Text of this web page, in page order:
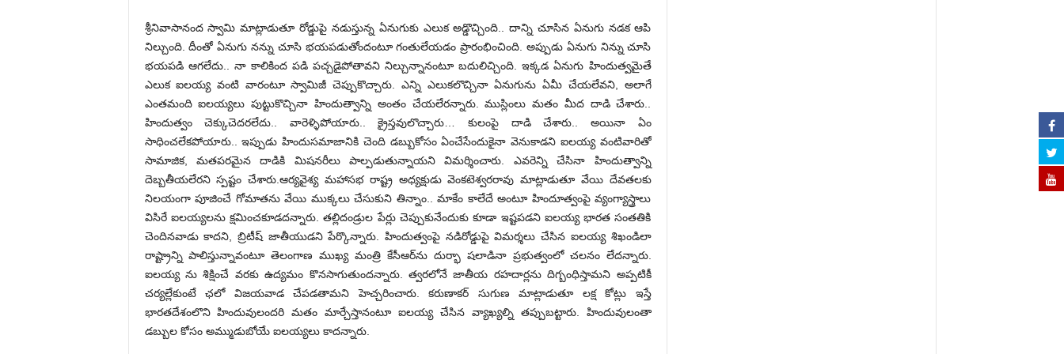
శ్రీనివాసానంద స్వామి మాట్లాడుతూ రోడ్డుపై నడుస్తున్న ఏనుగుకు ఎలుక అడ్డొచ్చింది.. దాన్ని చూసిన ఏనుగు నడక ఆపి
నిల్చుంది. దీంతో ఏనుగు నన్ను చూసి భయపడుతోందంటూ గంతులేయడం ప్రారంభించింది. అప్పుడు ఏనుగు నిన్ను చూసి
భయపడి ఆగలేదు.. నా కాలికింద పడి పచ్చడైపోతావని నిల్చున్నానంటూ బదులిచ్చింది. ఇక్కడ ఏనుగు హిందుత్వమైతే
ఎలుక ఐలయ్య వంటి వారంటూ స్వామిజీ చెప్పుకొచ్చారు. ఎన్ని ఎలుకలొచ్చినా ఏనుగును ఏమీ చేయలేవని, అలాగే
ఎంతమంది ఐలయ్యలు పుట్టుకొచ్చినా హిందుత్వాన్ని అంతం చేయలేరన్నారు. ముస్లింలు మతం మీద దాడి చేశారు..
హిందుత్వం చెక్కుచెదరలేదు.. వారెళ్ళిపోయారు.. క్రైస్తవులొచ్చారు… కులంపై దాడి చేశారు.. అయినా ఏం
సాధించలేకపోయారు.. ఇప్పుడు హిందుసమాజానికి చెంది డబ్బుకోసం ఏంచేసేందుకైనా వెనుకాడని ఐలయ్య వంటివారితో
సామాజిక, మతపరమైన దాడికి మిషనరీలు పాల్పడుతున్నాయని విమర్శించారు. ఎవరెన్ని చేసినా హిందుత్వాన్ని
దెబ్బతీయలేరని స్పష్టం చేశారు.ఆర్యవైశ్య మహాసభ రాష్ట్ర అధ్యక్షుడు వెంకటెశ్వరరావు మాట్లాడుతూ వేయి దేవతలకు
నిలయంగా పూజించే గోమాతను వేయి ముక్కలు చేసుకుని తిన్నాం.. మాకేం కాలేదే అంటూ హిందూత్వంపై వ్యంగ్యాస్త్రాలు
విసిరే ఐలయ్యలను క్షమించకూడదన్నారు. తల్లిదండ్రుల పేర్లు చెప్పుకునేందుకు కూడా ఇష్టపడని ఐలయ్య భారత సంతతికి
చెందినవాడు కాదని, బ్రిటీష్‌ జాతీయుడని పేర్కొన్నారు. హిందుత్వంపై నడిరోడ్డుపై విమర్శలు చేసిన ఐలయ్య శిఖండిలా
రాష్ట్రాన్ని పాలిస్తున్నావంటూ తెలంగాణ ముఖ్య మంత్రి కేసీఆర్‌ను దుర్భా షలాడినా ప్రభుత్వంలో చలనం లేదన్నారు.
ఐలయ్య ను శిక్షించే వరకు ఉద్యమం కొనసాగుతుందన్నారు. త్వరలోనే జాతీయ రహదార్లను దిగ్బంధిస్తామని అప్పటికీ
చర్యల్లేకుంటే ఛలో విజయవాడ చేపడతామని హెచ్చరించారు. కరుణాకర్‌ సుగుణ మాట్లాడుతూ లక్ష కోట్లు ఇస్తే
భారతదేశంలొని హిందువులందరి మతం మార్చేస్తానంటూ ఐలయ్య చేసిన వ్యాఖ్యల్ని తప్పుబట్టారు. హిందువులంతా
డబ్బుల కోసం అమ్ముడుబోయే ఐలయ్యలు కాదన్నారు.